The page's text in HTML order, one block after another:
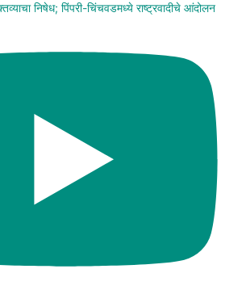
निषेध; पिंपरी-चिंचवडमध्ये राष्ट्रवादीचे आंदोलन